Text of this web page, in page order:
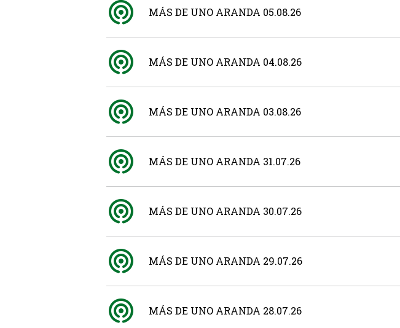
MÁS DE UNO ARANDA 05.08.26
MÁS DE UNO ARANDA 04.08.26
MÁS DE UNO ARANDA 03.08.26
MÁS DE UNO ARANDA 31.07.26
MÁS DE UNO ARANDA 30.07.26
MÁS DE UNO ARANDA 29.07.26
MÁS DE UNO ARANDA 28.07.26